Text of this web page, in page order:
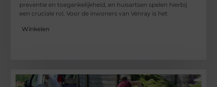
preventie en toegankelijkheid, en huisartsen spelen hierbij
een cruciale rol. Voor de inwoners van Venray is het
Winkelen